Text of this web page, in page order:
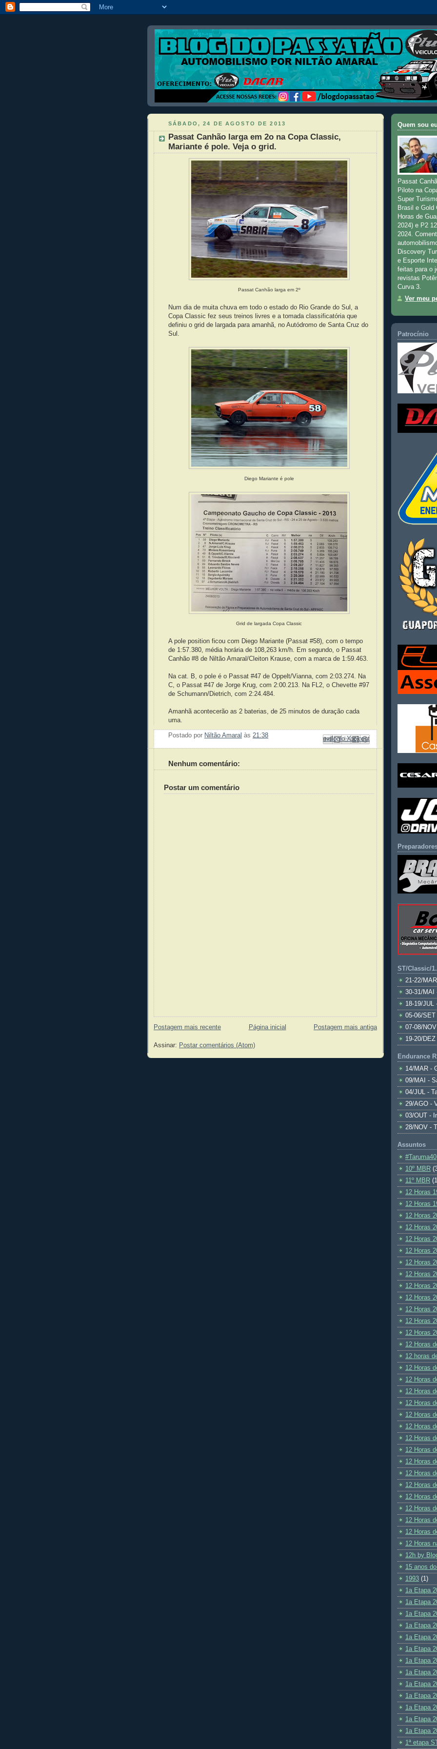
SÁBADO, 24 DE AGOSTO DE 2013
Passat Canhão larga em 2o na Copa Classic,
Mariante é pole. Veja o grid.
Passat Canhão larga em 2º
Num dia de muita chuva em todo o estado do Rio Grande do Sul, a
Copa Classic fez seus treinos livres e a tomada classificatória que
definiu o grid de largada para amanhã, no Autódromo de Santa Cruz do
Sul.
Diego Mariante é pole
Grid de largada Copa Classic
A pole position ficou com Diego Mariante (Passat #58), com o tempo
de 1:57.380, média horária de 108,263 km/h. Em segundo, o Passat
Canhão #8 de Niltão Amaral/Cleiton Krause, com a marca de 1:59.463.
Na cat. B, o pole é o Passat #47 de Oppelt/Vianna, com 2:03.274. Na
C, o Passat #47 de Jorge Krug, com 2:00.213. Na FL2, o Chevette #97
de Schumann/Dietrich, com 2:24.484.
Amanhã acontecerão as 2 baterias, de 25 minutos de duração cada
uma.
Postado por Niltão Amaral às 21:38 Enviar por e-mail
Postar no blog!
Compartilhar no X
Compartilhar no Facebook
Compartilhar com o Pinterest
Nenhum comentário:
Postar um comentário
Postagem mais recente Postagem mais antiga
Página inicial
Assinar: Postar comentários (Atom)
Quem sou
Passat
Piloto na
Super
Brasil e
Horas de
2024) e P2
2024.
Discovery
e Esporte
feitas para o
revistas
Curva 3.
Ver meu
Patrocínio
ST/Classic/
21-22/
30-31/MAI
18-19/JUL
05-06/
07-08/
19-20/
Endurance
14/MAR -
09/MAI -
04/JUL -
29/AGO -
03/OUT -
28/NOV -
Assuntos
#Taruma40
10º MBR
11º MBR
12 Horas
12 Horas
12 Horas
12 Horas
12 Horas
12 Horas
12 Horas
12 Horas
12 Horas
12 Horas
12 Horas
12 Horas
12 Horas
12 Horas
12 horas
12 Horas
12 Horas
12 Horas
12 Horas
12 Horas
12 Horas
12 Horas
12 Horas
12 Horas
12 Horas
12 Horas
12 Horas
12 Horas
12 Horas
12 Horas
12 Horas
12h by
15 anos
1993 (1)
1a Etapa
1a Etapa
1a Etapa
1a Etapa
1a Etapa
1a Etapa
1a Etapa
1a Etapa
1a Etapa
1a Etapa
1a Etapa
1a Etapa
1a Etapa
1ª etapa